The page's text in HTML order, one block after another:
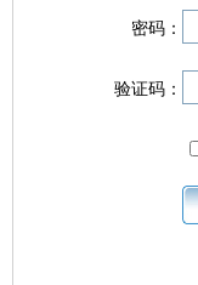
密码：
验证码：